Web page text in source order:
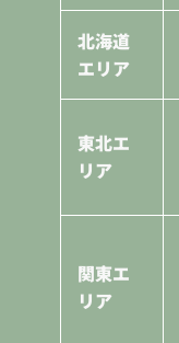
北海道
エリア
東北エ
リア
関東エ
リア